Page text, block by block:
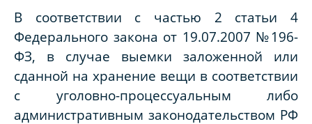
В соответствии с частью 2 статьи 4
Федерального закона от 19.07.2007 №196-
ФЗ, в случае выемки заложенной или
сданной на хранение вещи в соответствии
с уголовно-процессуальным либо
административным законодательством РФ